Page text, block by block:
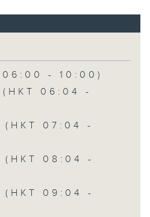
06:00 - 10:00)
(HKT 06:04 -
(HKT 07:04 -
(HKT 08:04 -
(HKT 09:04 -